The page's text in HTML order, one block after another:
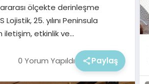
ölçekte derinleşme
25. yılını Peninsula
iletişim, etkinlik ve…
0 Yorum Yapıldı Paylaş